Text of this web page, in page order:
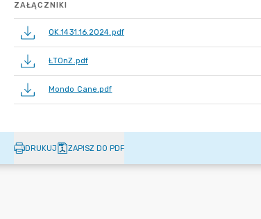
ZAŁĄCZNIKI
OK.1431.16.2024.pdf
ŁTOnZ.pdf
Mondo Cane.pdf
DRUKUJ ZAPISZ DO PDF